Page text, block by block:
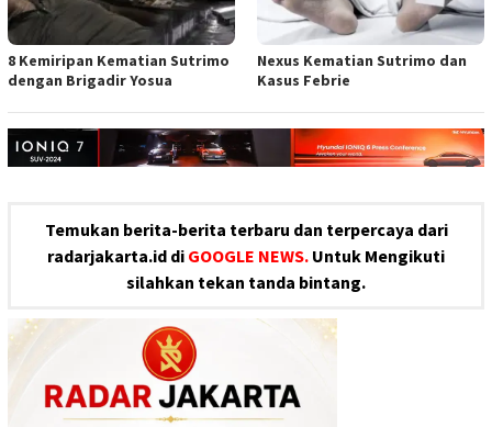
8 Kemiripan Kematian Sutrimo
dengan Brigadir Yosua
Nexus Kematian Sutrimo dan
Kasus Febrie
Temukan berita-berita terbaru dan terpercaya dari
radarjakarta.id di GOOGLE NEWS. Untuk Mengikuti
silahkan tekan tanda bintang.